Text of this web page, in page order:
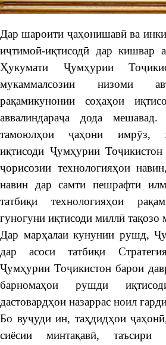
Дар шароити ҷаҳонишавӣ ва
иҷтимоӣ-иқтисодӣ дар кишвар
Ҳукумати Ҷумҳурии
мукаммалсозии низоми
рақамикунонии соҳаҳои
аввалиндараҷа дода
тамоюлҳои ҷаҳони имрӯз,
иқтисоди Ҷумҳурии
ҷорисозии технологияҳои
навин дар самти пешрафти
татбиқи технологияҳои
гуногуни иқтисоди миллӣ тақозо
Дар марҳалаи кунунии рушд,
дар асоси татбиқи
Ҷумҳурии Тоҷикистон барои
барномаҳои рушди
дастовардҳои назаррас ноил
Бо вуҷуди ин, таҳдидҳои
сиёсии минтақавӣ, таъсири